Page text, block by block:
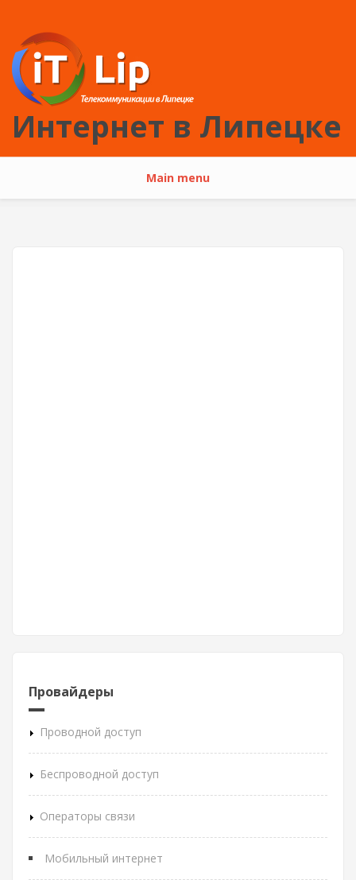
Интернет в Липецке
Main menu
Провайдеры
Проводной доступ
Беспроводной доступ
Операторы связи
Мобильный интернет